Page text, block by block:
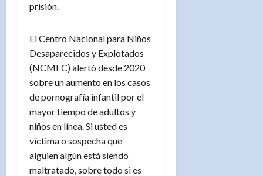
prisión.
El Centro Nacional para Niños
Desaparecidos y Explotados
(NCMEC) alertó desde 2020
sobre un aumento en los casos
de pornografía infantil por el
mayor tiempo de adultos y
niños en línea. Si usted es
víctima o sospecha que
alguien algún está siendo
maltratado, sobre todo si es